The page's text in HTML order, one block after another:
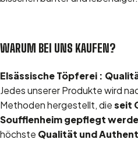
WARUM BEI UNS KAUFEN?
Elsässische Töpferei :
Jedes unserer Produkte wird
Methoden hergestellt, dieseit
Soufflenheim gepflegt
höchste Qualität und